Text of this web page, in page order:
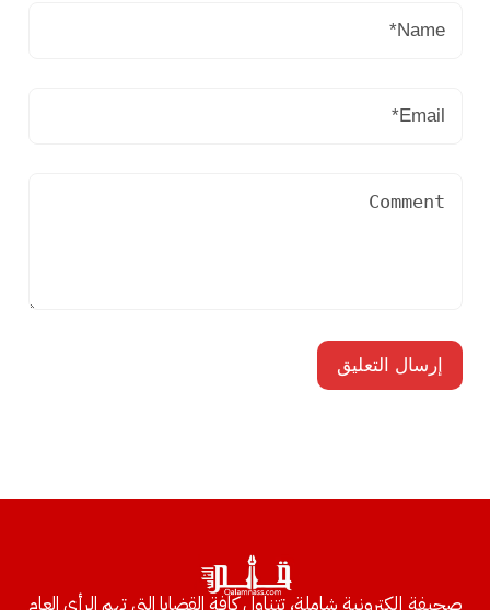
صحيفة إلكترونية شاملة، تتناول كافة القضايا التي تهم الرأي العام